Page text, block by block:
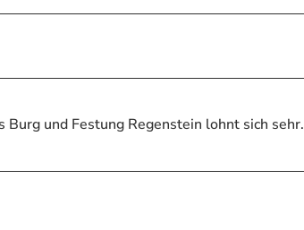
Burg und Festung Regenstein lohnt sich sehr.